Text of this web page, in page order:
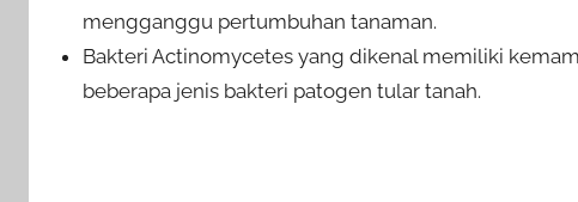
mengganggu pertumbuhan tanaman.
Bakteri Actinomycetes yang dikenal memiliki
beberapa jenis bakteri patogen tular tanah.